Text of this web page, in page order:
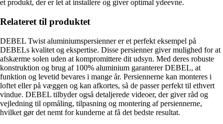
et produkt, der er let at installere og giver optimal ydeevne.
Relateret til produktet
DEBEL Twist aluminiumspersienner er et perfekt eksempel på
DEBELs kvalitet og ekspertise. Disse persienner giver mulighed for at
afskærme solen uden at kompromittere dit udsyn. Med deres robuste
konstruktion og brug af 100% aluminium garanterer DEBEL, at
funktion og levetid bevares i mange år. Persiennerne kan monteres i
loftet eller på væggen og kan afkortes, så de passer perfekt til ethvert
vindue. DEBEL tilbyder også detaljerede videoer, der giver råd og
vejledning til opmåling, tilpasning og montering af persiennerne,
hvilket gør det nemt for kunderne at få det bedste resultat.